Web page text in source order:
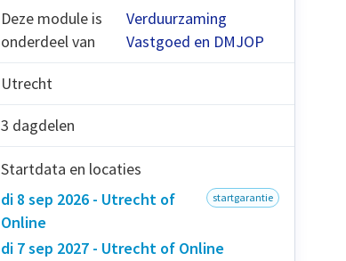
Deze module is
onderdeel van
Verduurzaming
Vastgoed en DMJOP
Utrecht
3 dagdelen
Startdata en locaties
di 8 sep 2026 - Utrecht of
Online
startgarantie
di 7 sep 2027 - Utrecht of Online